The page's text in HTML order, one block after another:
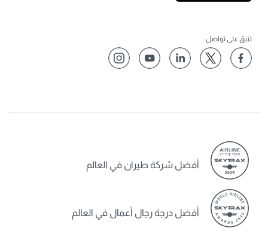
لنبق على تواصل
أفضل شركة طيران في العالم
أفضل درجة رجال أعمال في العالم